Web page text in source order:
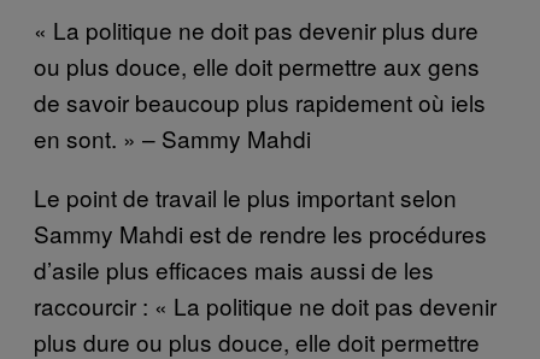
« La politique ne doit pas devenir plus dure
ou plus douce, elle doit permettre aux gens
de savoir beaucoup plus rapidement où iels
en sont. » – Sammy Mahdi
Le point de travail le plus important selon
Sammy Mahdi est de rendre les procédures
d’asile plus efficaces mais aussi de les
raccourcir : « La politique ne doit pas devenir
plus dure ou plus douce, elle doit permettre